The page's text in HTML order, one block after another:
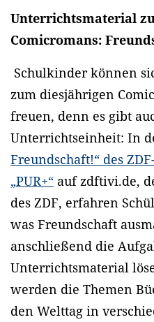
Unterrichtsmaterial
Comicromans:
Schulkinder können
zum diesjährigen
freuen, denn es gibt
Unterrichtseinheit: In
Freundschaft!“ des
„PUR+“ auf zdftivi.de,
des ZDF, erfahren
was Freundschaft
anschließend die
Unterrichtsmaterial
werden die Themen
den Welttag in